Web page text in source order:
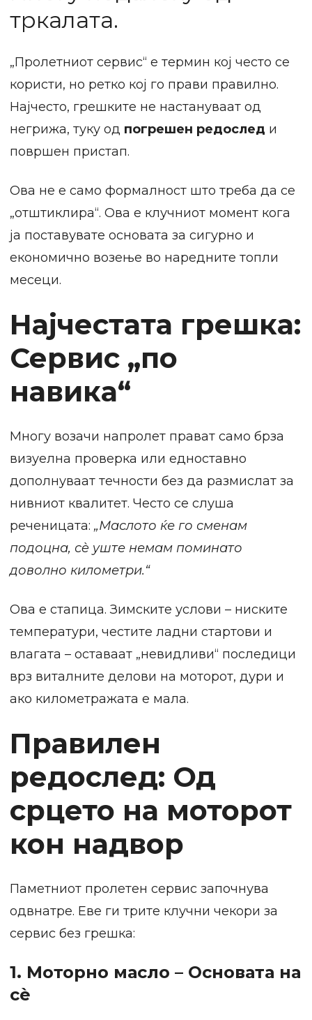
тркалата.
„Пролетниот сервис“ е термин кој често се
користи, но ретко кој го прави правилно.
Најчесто, грешките не настануваат од
негрижа, туку од погрешен редослед и
површен пристап.
Ова не е само формалност што треба да се
„отштиклира“. Ова е клучниот момент кога
ја поставувате основата за сигурно и
економично возење во наредните топли
месеци.
Најчестата грешка:
Сервис „по
навика“
Многу возачи напролет прават само брза
визуелна проверка или едноставно
дополнуваат течности без да размислат за
нивниот квалитет. Често се слуша
реченицата: „Маслото ќе го сменам
подоцна, сè уште немам поминато
доволно километри.“
Ова е стапица. Зимските услови – ниските
температури, честите ладни стартови и
влагата – оставаат „невидливи“ последици
врз виталните делови на моторот, дури и
ако километражата е мала.
Правилен
редослед: Од
срцето на моторот
кон надвор
Паметниот пролетен сервис започнува
одвнатре. Еве ги трите клучни чекори за
сервис без грешка:
1. Моторно масло – Основата на
сè